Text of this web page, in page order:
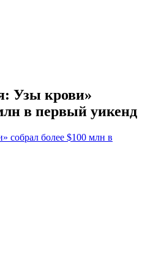
Узы крови»
в первый уикенд
собрал более $100 млн в